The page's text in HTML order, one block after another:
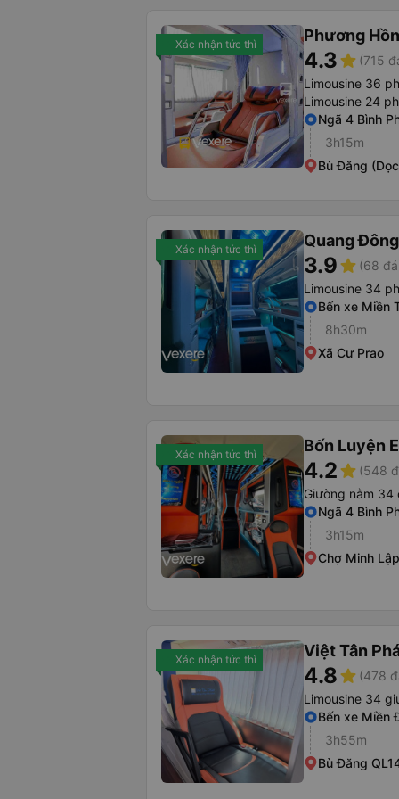
Xác nhận tức thì Phương
4.3star (715
Limousine 36
Limousine 24
Ngã 4 Bình
3h15m
Bù Đăng
Xác nhận tức thì Quang Đông
3.9star (68
Limousine 34
Bến xe Miền
8h30m
Xã Cư Prao
Xác nhận tức thì Bốn Luyện
4.2star (548
Giường nằm 34
Ngã 4 Bình
3h15m
Chợ Minh Lập
Xác nhận tức thì Việt Tân
4.8star (478
Limousine 34
Bến xe Miền
3h55m
Bù Đăng